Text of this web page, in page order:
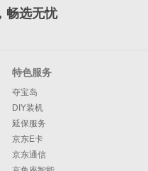
畅选无忧
特色服务
夺宝岛
DIY装机
延保服务
京东E卡
京东通信